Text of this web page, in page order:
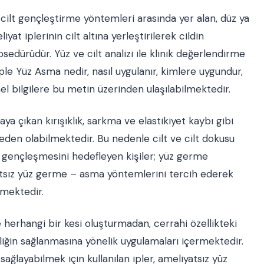
gençleştirme yöntemleri arasında yer alan, düz ya
iplerinin cilt altına yerleştirilerek cildin
Yüz ve cilt analizi ile klinik değerlendirme
Yüz Asma nedir, nasıl uygulanır, kimlere uygundur,
bilgilere bu metin üzerinden ulaşılabilmektedir.
çıkan kırışıklık, sarkma ve elastikiyet kaybı gibi
olabilmektedir. Bu nedenle cilt ve cilt dokusu
hedefleyen kişiler; yüz germe
yüz germe – asma yöntemlerini tercih ederek
bir kesi oluşturmadan, cerrahi özellikteki
sağlanmasına yönelik uygulamaları içermektedir.
için kullanılan ipler, ameliyatsız yüz